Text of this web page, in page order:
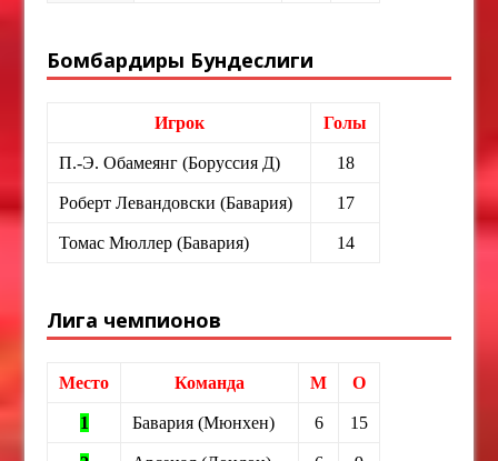
Бомбардиры Бундеслиги
Игрок Голы
П.-Э. Обамеянг (Боруссия Д) 18
Роберт Левандовски (Бавария) 17
Томас Мюллер (Бавария) 14
Лига чемпионов
Место Команда М О
1 Бавария (Мюнхен) 6 15